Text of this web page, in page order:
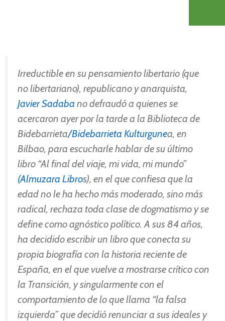
Irreductible en su pensamiento libertario (que
no libertariano), republicano y anarquista,
Javier Sadaba no defraudó a quienes se
acercaron ayer por la tarde a la Biblioteca de
Bidebarrieta/Bidebarrieta Kulturgunea, en
Bilbao, para escucharle hablar de su último
libro “Al final del viaje, mi vida, mi mundo”
(Almuzara Libros), en el que confiesa que la
edad no le ha hecho más moderado, sino más
radical, rechaza toda clase de dogmatismo y se
define como agnóstico político. A sus 84 años,
ha decidido escribir un libro que conecta su
propia biografía con la historia reciente de
España, en el que vuelve a mostrarse crítico con
la Transición, y singularmente con el
comportamiento de lo que llama “la falsa
izquierda” que decidió renunciar a sus ideales y